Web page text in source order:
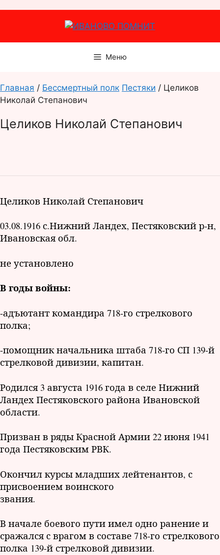
Меню
Главная / Бессмертный полк Пестяки / Целиков
Николай Степанович
Целиков Николай Степанович
Целиков Николай Степанович
03.08.1916 с.Нижний Ландех, Пестяковский р-н,
Ивановская обл.
не установлено
В годы войны:
-адъютант командира 718-го стрелкового
полка;
-помощник начальника штаба 718-го СП 139-й
стрелковой дивизии, капитан.
Родился 3 августа 1916 года в селе Нижний
Ландех Пестяковского района Ивановской
области.
Призван в ряды Красной Армии 22 июня 1941
года Пестяковским РВК.
Окончил курсы младших лейтенантов, с
присвоением воинского
звания.
В начале боевого пути имел одно ранение и
сражался с врагом в составе 718-го стрелкового
полка 139-й стрелковой дивизии.